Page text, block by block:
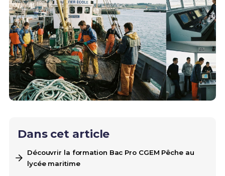
Dans cet article
Découvrir la formation Bac Pro CGEM Pêche au
lycée maritime